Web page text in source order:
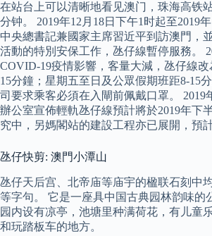
在站台上可以清晰地看见澳门，珠海高铁
分钟。 2019年12月18日下午1时起至2019
中央總書記兼國家主席習近平到訪澳門，
活動的特別安保工作，氹仔線暫停服務。
COVID-19疫情影響，客量大減，氹仔線
15分鐘；星期五至日及公眾假期班距8-15
司要求乘客必須在入閘前佩戴口罩。 2019
辦公室宣佈輕軌氹仔線預計將於2019年下
究中，另媽閣站的建設工程亦已展開，預計
氹仔快剪: 澳門小潭山
氹仔天后宫、北帝庙等庙宇的楹联石刻中
等字句。 它是一座具中国古典园林韵味的
园内设有凉亭，池塘里种满荷花，有儿童
和玩踏板车的地方。